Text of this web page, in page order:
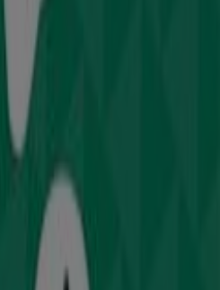
learning centre
της Παιδιά &
Mothercare
από